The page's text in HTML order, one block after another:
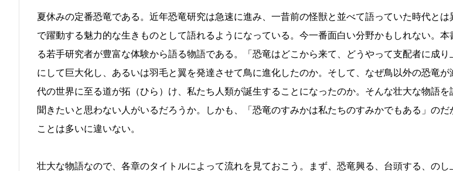
夏休みの定番恐竜である。近年恐竜研究は急速に進み、一昔前の怪獣と並べて語っていた時代とは
で躍動する魅力的な生きものとして語れるようになっている。今一番面白い分野かもしれない。
る若手研究者が豊富な体験から語る物語である。「恐竜はどこから来て、どうやって支配者に成り
にして巨大化し、あるいは羽毛と翼を発達させて鳥に進化したのか。そして、なぜ鳥以外の恐竜
代の世界に至る道が拓（ひら）け、私たち人類が誕生することになったのか。そんな壮大な物語
聞きたいと思わない人がいるだろうか。しかも、「恐竜のすみかは私たちのすみかでもある」の
ことは多いに違いない。
壮大な物語なので、各章のタイトルによって流れを見ておこう。まず、恐竜興る、台頭する、の